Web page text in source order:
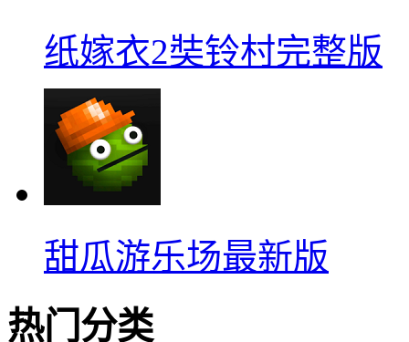
纸嫁衣2奘铃村完整版
甜瓜游乐场最新版
热门分类